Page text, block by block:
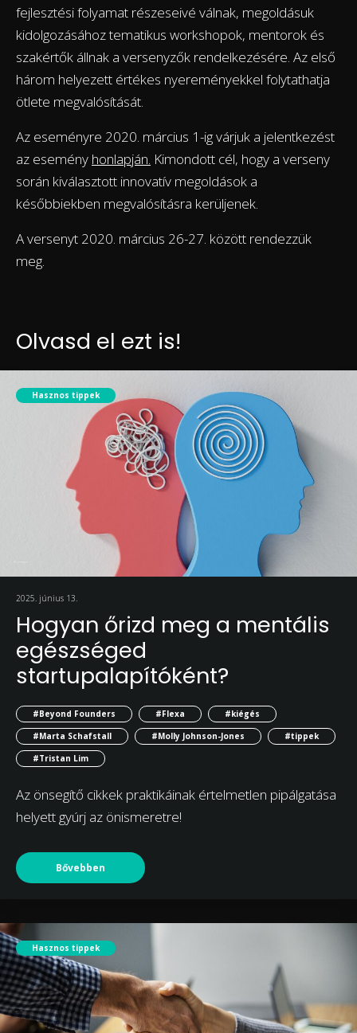
fejlesztési folyamat részeseivé válnak, megoldásuk
kidolgozásához tematikus workshopok, mentorok és
szakértők állnak a versenyzők rendelkezésére. Az első
három helyezett értékes nyereményekkel folytathatja
ötlete megvalósítását.
Az eseményre 2020. március 1-ig várjuk a jelentkezést
az esemény honlapján. Kimondott cél, hogy a verseny
során kiválasztott innovatív megoldások a
későbbiekben megvalósításra kerüljenek.
A versenyt 2020. március 26-27. között rendezzük
meg.
Olvasd el ezt is!
Hasznos tippek
2025. június 13.
Hogyan őrizd meg a mentális
egészséged
startupalapítóként?
#Beyond Founders #Flexa
#kiégés
#Marta Schafstall
#Molly Johnson-Jones
#tippek
#Tristan Lim
Az önsegítő cikkek praktikáinak értelmetlen pipálgatása
helyett gyúrj az önismeretre!
Bővebben
Hasznos tippek